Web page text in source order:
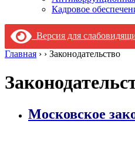
Кадровое
Версия для
Главная › › Законодательство
Московское